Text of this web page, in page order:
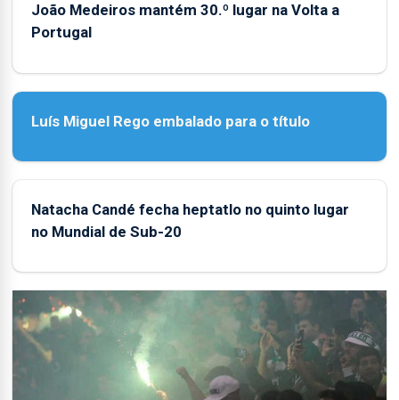
João Medeiros mantém 30.º lugar na Volta a
Portugal
Luís Miguel Rego embalado para o título
Natacha Candé fecha heptatlo no quinto lugar
no Mundial de Sub-20